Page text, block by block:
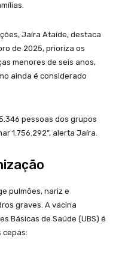
Jaíra Ataíde, destaca
de 2025, prioriza os
menores de seis anos,
ainda é considerado
pessoas dos grupos
1.756.292”, alerta Jaíra.
pulmões, nariz e
graves. A vacina
Básicas de Saúde (UBS) é
cepas: